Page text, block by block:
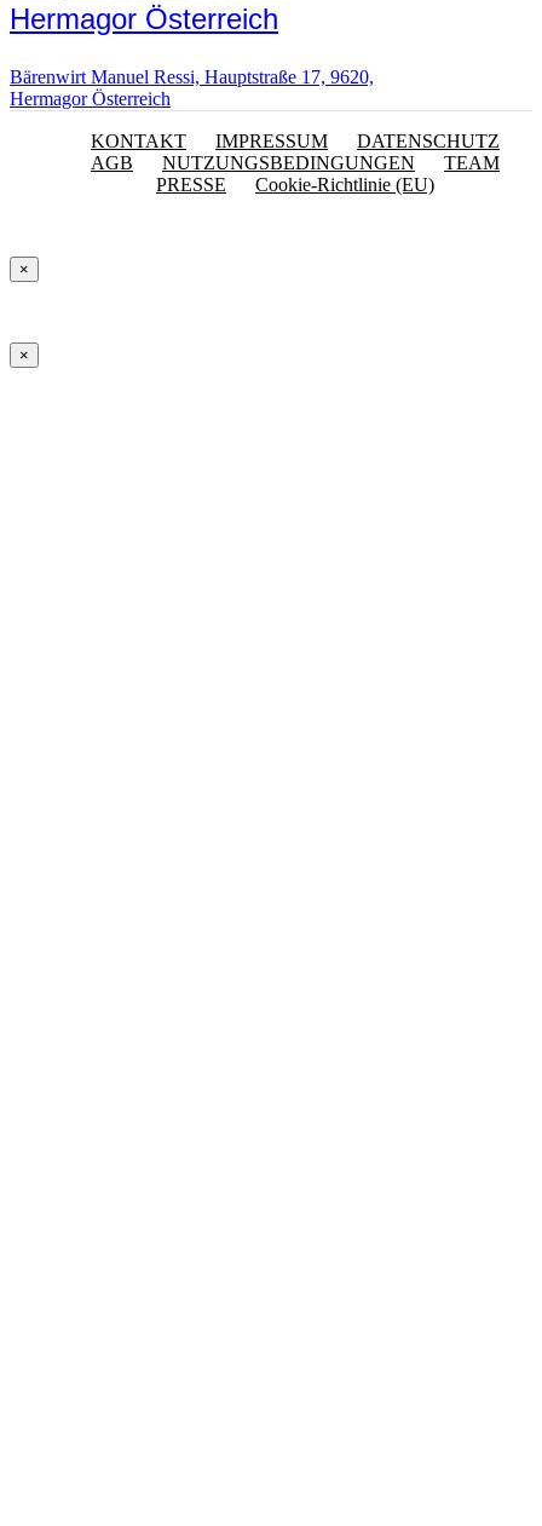
Hermagor Österreich
Bärenwirt Manuel Ressi, Hauptstraße 17, 9620,
Hermagor Österreich
KONTAKT IMPRESSUM
DATENSCHUTZ
AGB
NUTZUNGSBEDINGUNGEN
TEAM
PRESSE
Cookie-Richtlinie (EU)
×
×